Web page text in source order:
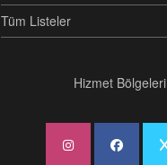
Tüm Listeler
Hizmet Bölgeleri